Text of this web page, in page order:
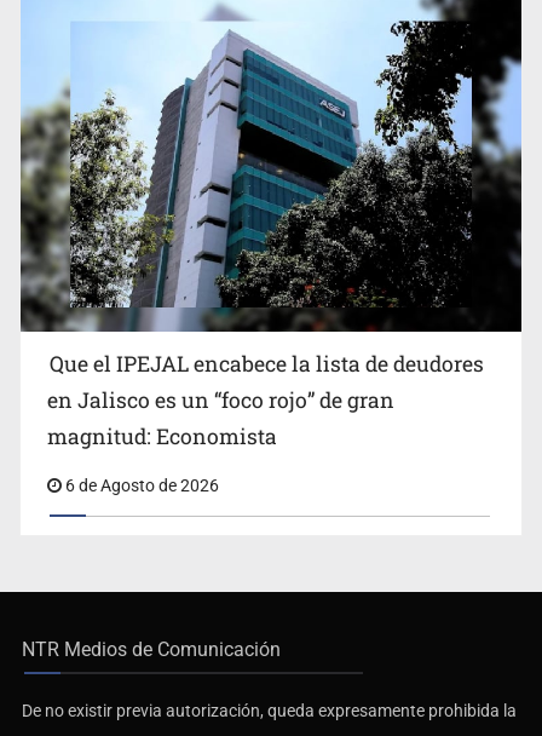
Que el IPEJAL encabece la lista de deudores
en Jalisco es un “foco rojo” de gran
magnitud: Economista
6 de Agosto de 2026
NTR Medios de Comunicación
De no existir previa autorización, queda expresamente prohibida la